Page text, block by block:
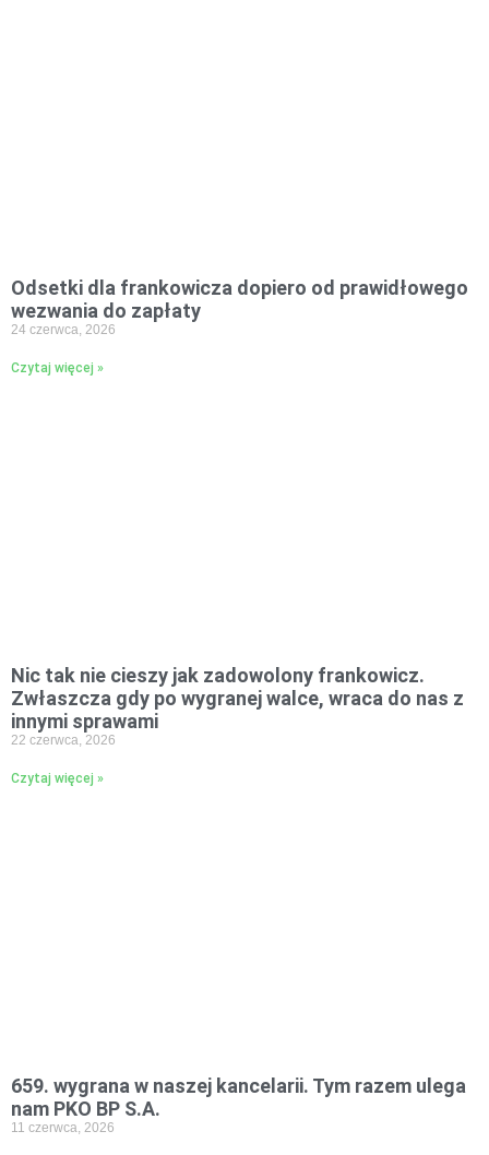
Odsetki dla frankowicza dopiero od prawidłowego
wezwania do zapłaty
24 czerwca, 2026
Czytaj więcej »
Nic tak nie cieszy jak zadowolony frankowicz.
Zwłaszcza gdy po wygranej walce, wraca do nas z
innymi sprawami
22 czerwca, 2026
Czytaj więcej »
659. wygrana w naszej kancelarii. Tym razem ulega
nam PKO BP S.A.
11 czerwca, 2026